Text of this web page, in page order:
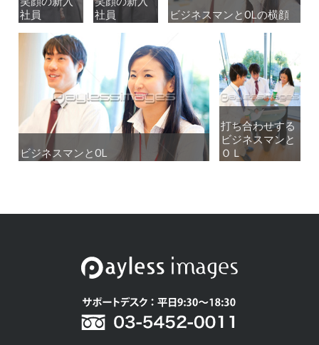
社員
社員
社員
社員
ビジネスマンとOLの横顔
ビジネスマンとOLの横顔
ビジネスマンとOL
ビジネスマンとOL
打ち合わせする
ビジネスマンと
ＯＬ
打ち合わせする
ビジネスマンと
ＯＬ